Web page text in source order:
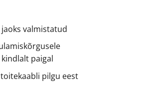
jaoks valmistatud
paigal
pilgu eest